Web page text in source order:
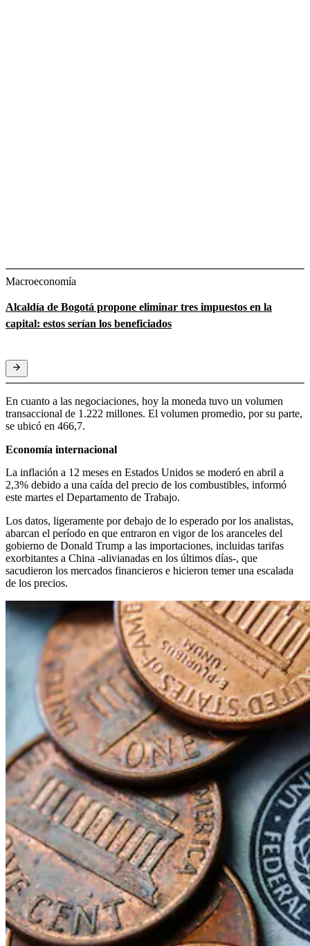
Macroeconomía
Alcaldía de Bogotá propone eliminar tres impuestos en la
capital: estos serían los beneficiados
En cuanto a las negociaciones, hoy la moneda tuvo un volumen
transaccional de 1.222 millones. El volumen promedio, por su parte,
se ubicó en 466,7.
Economía internacional
La inflación a 12 meses en Estados Unidos se moderó en abril a
2,3% debido a una caída del precio de los combustibles, informó
este martes el Departamento de Trabajo.
Los datos, ligeramente por debajo de lo esperado por los analistas,
abarcan el período en que entraron en vigor de los aranceles del
gobierno de Donald Trump a las importaciones, incluidas tarifas
exorbitantes a China -alivianadas en los últimos días-, que
sacudieron los mercados financieros e hicieron temer una escalada
de los precios.